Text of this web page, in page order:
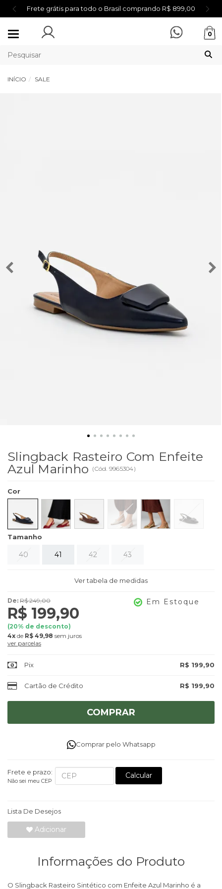
Frete grátis para todo o Brasil comprando R$ 899,00
Mudar
0
INÍCIO SALE
Slingback Rasteiro Com Enfeite
Azul Marinho (Cód. 9965304)
Cor
Tamanho
40 41 42 43
Ver tabela de medidas
De: R$ 249,00
R$ 199,90
(20% de desconto)
4x de R$ 49,98 sem juros
ver parcelas
Em Estoque
Pix R$ 199,90
Cartão de Crédito R$ 199,90
COMPRAR
Comprar pelo Whatsapp
Frete e prazo:
Não sei meu CEP
Calcular
Lista De Desejos
Adicionar
Informações do Produto
O Slingback Rasteiro Sintético com Enfeite Azul Marinho é a